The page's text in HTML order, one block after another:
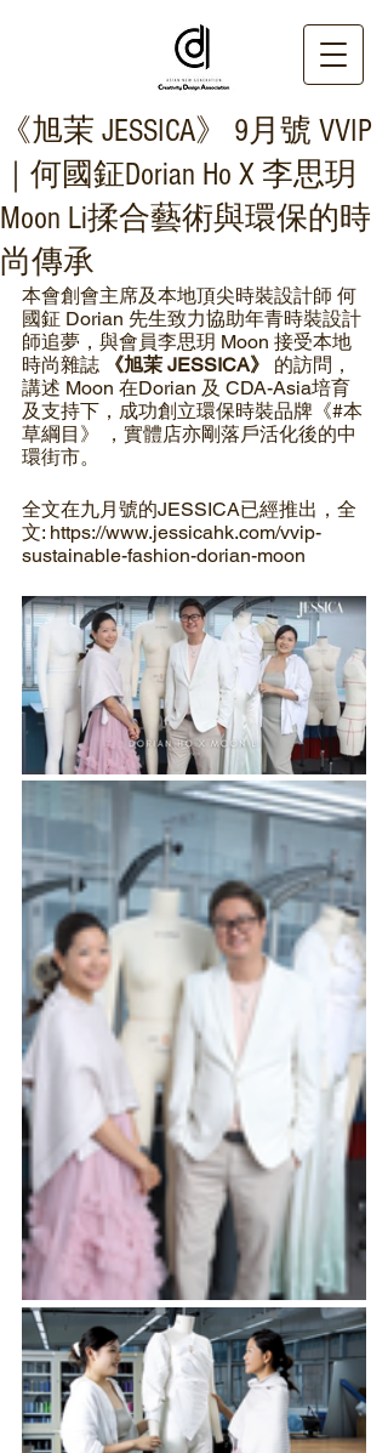
《旭茉 JESSICA》 9月號 VVIP
｜何國鉦Dorian Ho X 李思玥
Moon Li揉合藝術與環保的時
尚傳承
本會創會主席及本地頂尖時裝設計師 何
國鉦 Dorian 先生致力協助年青時裝設計
師追夢，與會員李思玥 Moon 接受本地
時尚雜誌
《旭茉 JESSICA》
的訪問，
講述 Moon 在Dorian 及 CDA-Asia培育
及支持下，成功創立環保時裝品牌《#本
草綱目》 ，實體店亦剛落戶活化後的中
環街市。
全文在九月號的JESSICA已經推出，全
文: https://www.jessicahk.com/vvip-
sustainable-fashion-dorian-moon